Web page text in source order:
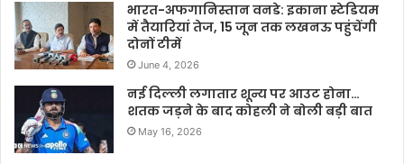
भारत-अफगानिस्तान वनडे: इकाना स्टेडियम
में तैयारियां तेज, 15 जून तक लखनऊ पहुंचेंगी
दोनों टीमें
June 4, 2026
नई दिल्ली लगातार शून्य पर आउट होना…
शतक जड़ने के बाद कोहली ने बोली बड़ी बात
May 16, 2026